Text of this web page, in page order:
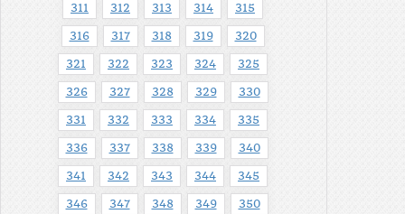
311 312 313 314 315
316 317 318 319 320
321 322 323 324 325
326 327 328 329 330
331 332 333 334 335
336 337 338 339 340
341 342 343 344 345
346 347 348 349 350